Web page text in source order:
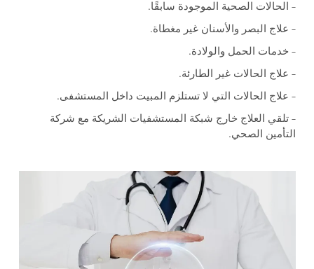
– الحالات الصحية الموجودة سابقًا.
– علاج البصر والأسنان غير مغطاة.
– خدمات الحمل والولادة.
– علاج الحالات غير الطارئة.
– علاج الحالات التي لا تستلزم المبيت داخل المستشفى.
– تلقي العلاج خارج شبكة المستشفيات الشريكة مع شركة
التأمين الصحي.